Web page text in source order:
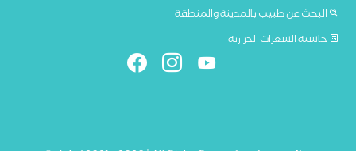
البحث عن طبيب بالمدينة والمنطقة
حاسبة السعرات الحرارية